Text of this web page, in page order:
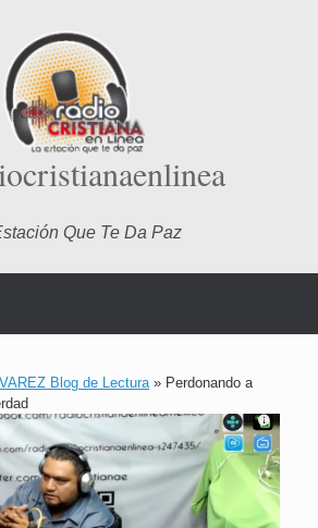
Que Te Da Paz
Blog de Lectura » Perdonando a